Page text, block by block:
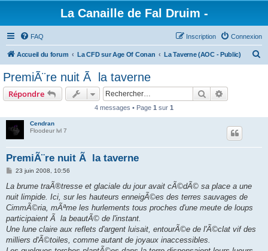
La Canaille de Fal Druim -
FAQ Connexion
Inscription
Accueil du forum La CFD sur Age Of Conan La Taverne (AOC - Public)
PremiÃ¨re nuit Ã la taverne
Répondre Rechercher
4 messages • Page 1 sur 1
Cendran
Floodeur lvl 7
PremiÃ¨re nuit Ã la taverne
M
s
a
g
23 juin 2008, 10:56
La brume traÃ®tresse et glaciale du jour avait cÃ©dÃ© sa place a une
nuit limpide. Ici, sur les hauteurs enneigÃ©es des terres sauvages de
CimmÃ©ria, mÃªme les hurlements tous proches d'une meute de loups
participaient Ã la beautÃ© de l'instant.
Une lune claire aux reflets d'argent luisait, entourÃ©e de l'Ã©clat vif des
milliers d'Ã©toiles, comme autant de joyaux inaccessibles.